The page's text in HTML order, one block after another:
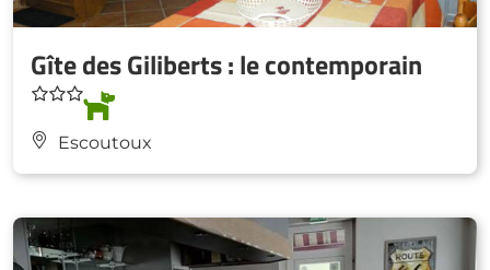
Gîte des Giliberts : le contemporain
Escoutoux